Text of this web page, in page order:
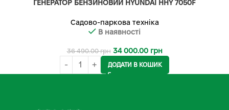
ГЕНЕРАТОР БЕНЗИНОВИЙ HYUNDAI HHY 7050F
Садово-паркова техніка
В наявності
36 490.00грн 34 000.00 грн
ДОДАТИ В КОШИК